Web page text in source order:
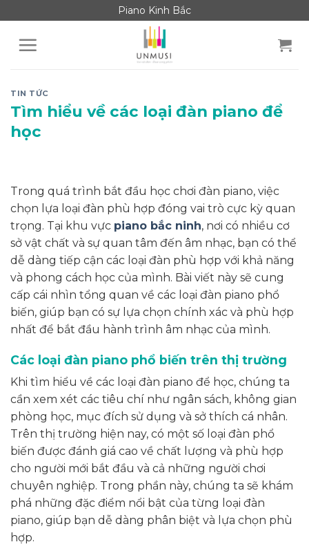
to
content
Piano Kinh Bắc
TIN TỨC
Tìm hiểu về các loại đàn piano để
học
Trong quá trình bắt đầu học chơi đàn piano, việc
chọn lựa loại đàn phù hợp đóng vai trò cực kỳ quan
trọng. Tại khu vực piano bắc ninh, nơi có nhiều cơ
sở vật chất và sự quan tâm đến âm nhạc, bạn có thể
dễ dàng tiếp cận các loại đàn phù hợp với khả năng
và phong cách học của mình. Bài viết này sẽ cung
cấp cái nhìn tổng quan về các loại đàn piano phổ
biến, giúp bạn có sự lựa chọn chính xác và phù hợp
nhất để bắt đầu hành trình âm nhạc của mình.
Các loại đàn piano phổ biến trên thị trường
Khi tìm hiểu về các loại đàn piano để học, chúng ta
cần xem xét các tiêu chí như ngân sách, không gian
phòng học, mục đích sử dụng và sở thích cá nhân.
Trên thị trường hiện nay, có một số loại đàn phổ
biến được đánh giá cao về chất lượng và phù hợp
cho người mới bắt đầu và cả những người chơi
chuyên nghiệp. Trong phần này, chúng ta sẽ khám
phá những đặc điểm nổi bật của từng loại đàn
piano, giúp bạn dễ dàng phân biệt và lựa chọn phù
hợp.